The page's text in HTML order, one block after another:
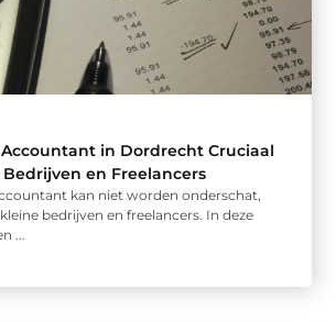
in Dordrecht Cruciaal
Bedrijven en Freelancers
kan niet worden onderschat,
bedrijven en freelancers. In deze
...